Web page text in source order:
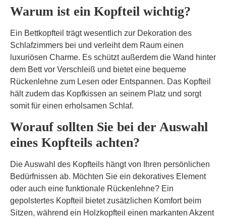
Warum ist ein Kopfteil wichtig?
Ein Bettkopfteil trägt wesentlich zur Dekoration des
Schlafzimmers bei und verleiht dem Raum einen
luxuriösen Charme. Es schützt außerdem die Wand hinter
dem Bett vor Verschleiß und bietet eine bequeme
Rückenlehne zum Lesen oder Entspannen. Das Kopfteil
hält zudem das Kopfkissen an seinem Platz und sorgt
somit für einen erholsamen Schlaf.
Worauf sollten Sie bei der Auswahl
eines Kopfteils achten?
Die Auswahl des Kopfteils hängt von Ihren persönlichen
Bedürfnissen ab. Möchten Sie ein dekoratives Element
oder auch eine funktionale Rückenlehne? Ein
gepolstertes Kopfteil bietet zusätzlichen Komfort beim
Sitzen, während ein Holzkopfteil einen markanten Akzent